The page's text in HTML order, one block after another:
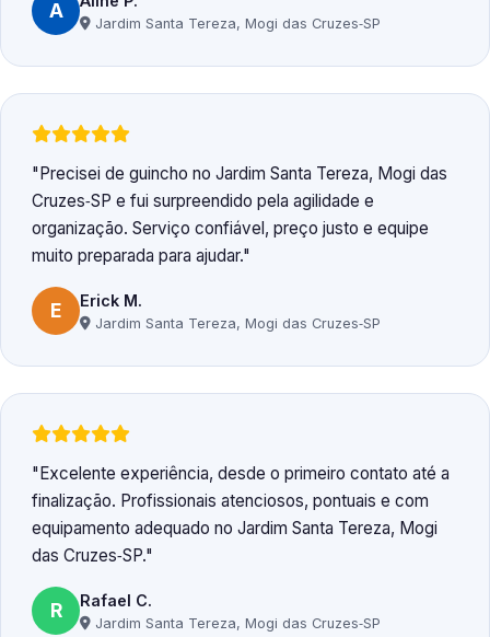
A
Jardim Santa Tereza, Mogi das Cruzes‑SP
Precisei de guincho no Jardim Santa Tereza, Mogi das
Cruzes‑SP e fui surpreendido pela agilidade e
organização. Serviço confiável, preço justo e equipe
muito preparada para ajudar.
E Erick M.
Jardim Santa Tereza, Mogi das Cruzes‑SP
Excelente experiência, desde o primeiro contato até a
finalização. Profissionais atenciosos, pontuais e com
equipamento adequado no Jardim Santa Tereza, Mogi
das Cruzes‑SP.
R Rafael C.
Jardim Santa Tereza, Mogi das Cruzes‑SP